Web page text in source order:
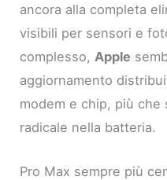
ancora alla completa
visibili per sensori e
complesso, Apple
aggiornamento
modem e chip, più che
radicale nella batteria.
Pro Max sempre più